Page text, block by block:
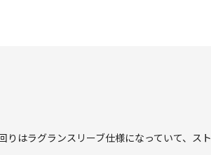
はラグランスリーブ仕様になっていて、スト